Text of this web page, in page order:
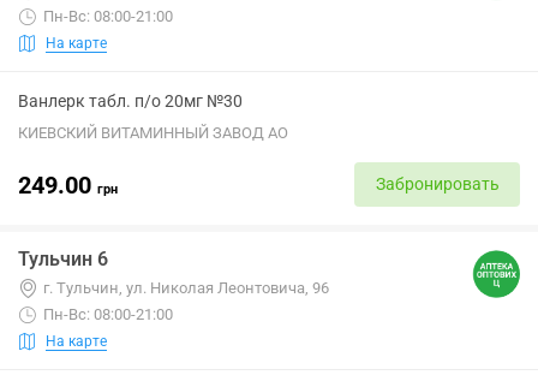
Пн-Вс: 08:00-21:00
На карте
Ванлерк табл. п/о 20мг №30
КИЕВСКИЙ ВИТАМИННЫЙ ЗАВОД АО
249.00 грн Забронировать
Тульчин 6
г. Тульчин, ул. Николая Леонтовича, 96
Пн-Вс: 08:00-21:00
На карте